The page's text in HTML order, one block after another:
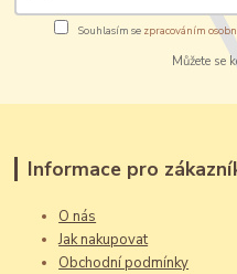
Souhlasím se zpracováním
Můžete se
Informace pro
O nás
Jak nakupovat
Obchodní podmínky